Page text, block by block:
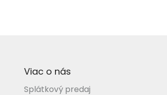
Viac o nás
Splátkový predaj